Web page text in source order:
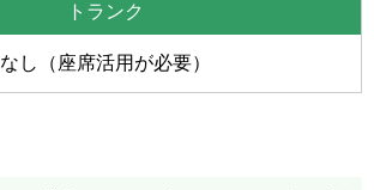
なし（座席活用が必要）